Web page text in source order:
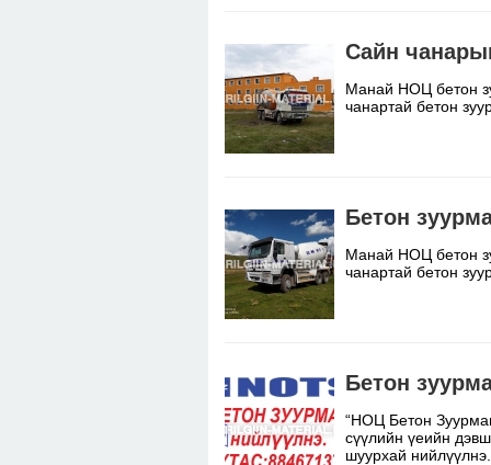
Сайн
Манай НОЦ бетон
чанартай бетон
Бетон
Манай НОЦ бетон
чанартай бетон
Бетон
“НОЦ Бетон
сүүлийн үеийн
шуурхай